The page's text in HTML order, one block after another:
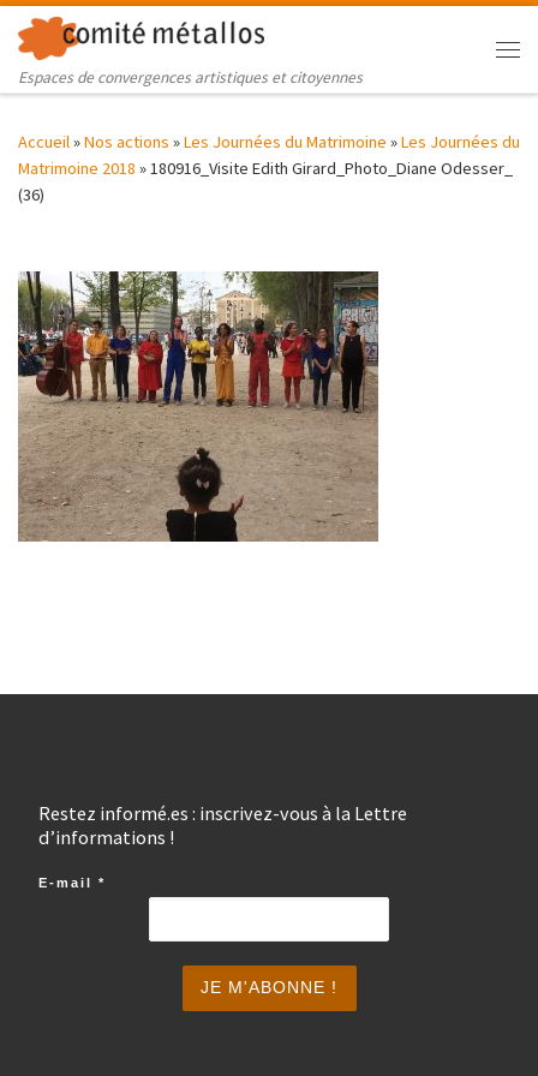
Skip to content
Espaces de convergences artistiques et citoyennes
Accueil»Nos actions »Les Journées du Matrimoine »Les Journées du
Matrimoine 2018 »180916_Visite Edith Girard_Photo_Diane Odesser_
(36)
Restez informé.es : inscrivez-vous à la Lettre
d’informations !
E-mail *